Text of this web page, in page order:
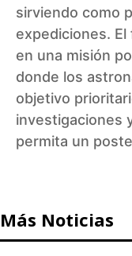
sirviendo como
expediciones.
en una misión
donde los
objetivo
investigaciones
permita un
Más Noticias